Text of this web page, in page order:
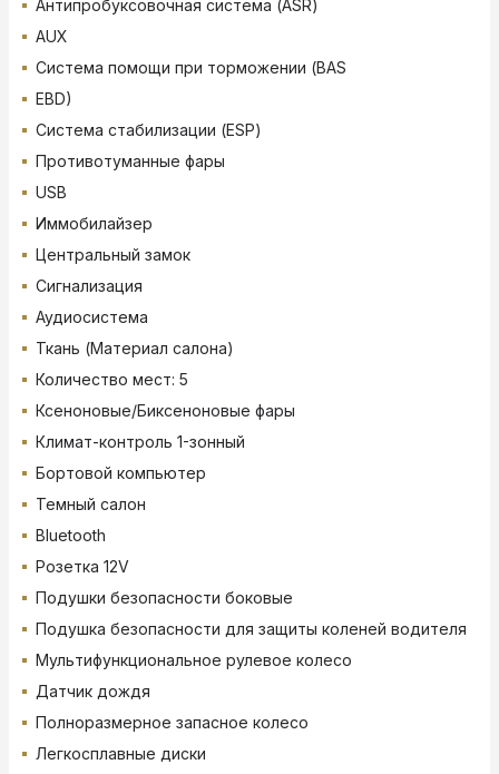
Антипробуксовочная система (ASR)
AUX
Система помощи при торможении (BAS
EBD)
Система стабилизации (ESP)
Противотуманные фары
USB
Иммобилайзер
Центральный замок
Сигнализация
Аудиосистема
Ткань (Материал салона)
Количество мест: 5
Ксеноновые/Биксеноновые фары
Климат-контроль 1-зонный
Бортовой компьютер
Темный салон
Bluetooth
Розетка 12V
Подушки безопасности боковые
Подушка безопасности для защиты коленей водителя
Мультифункциональное рулевое колесо
Датчик дождя
Полноразмерное запасное колесо
Легкосплавные диски